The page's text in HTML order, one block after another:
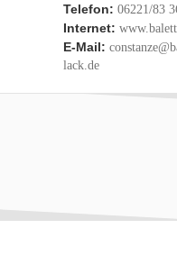
Telefon: 06221/83
Internet:
E-Mail:
lack.de